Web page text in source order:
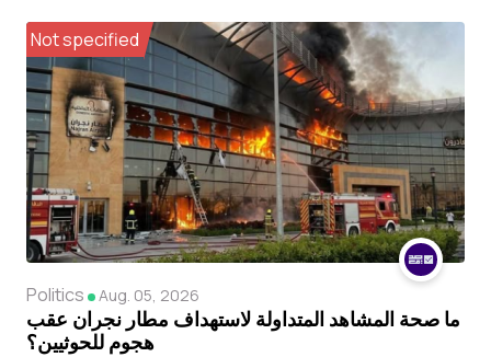
Not specified
Politics Aug. 05, 2026
ما صحة المشاهد المتداولة لاستهداف مطار نجران عقب
هجوم للحوثيين؟